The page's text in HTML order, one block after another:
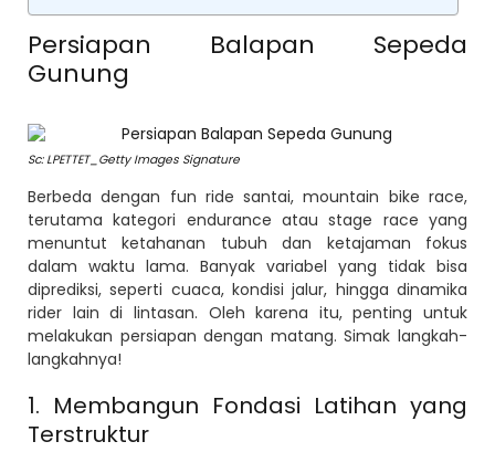
Persiapan Balapan Sepeda
Gunung
Sc: LPETTET_Getty Images Signature
Berbeda dengan fun ride santai, mountain bike race,
terutama kategori endurance atau stage race yang
menuntut ketahanan tubuh dan ketajaman fokus
dalam waktu lama. Banyak variabel yang tidak bisa
diprediksi, seperti cuaca, kondisi jalur, hingga dinamika
rider lain di lintasan. Oleh karena itu, penting untuk
melakukan persiapan dengan matang. Simak langkah-
langkahnya!
1. Membangun Fondasi Latihan yang
Terstruktur